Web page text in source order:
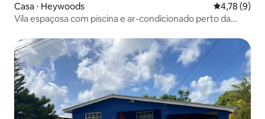
Casa ⋅ Heywoods 4,78 de
4,78 (9)
Vila espaçosa com piscina e ar-condicionado perto da